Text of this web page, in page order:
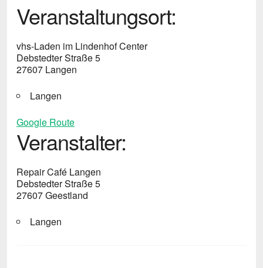
Veranstaltungsort:
vhs-Laden im Lindenhof Center
Debstedter Straße 5
27607 Langen
Langen
Google Route
Veranstalter:
Repair Café Langen
Debstedter Straße 5
27607 Geestland
Langen